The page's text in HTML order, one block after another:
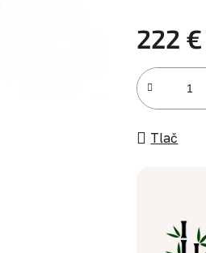
222 €
Jednotková
Tlač